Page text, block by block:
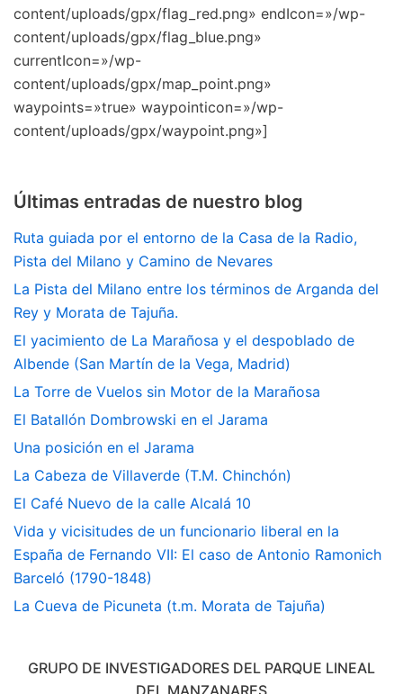
content/uploads/gpx/flag_red.png» endIcon=»/wp-
content/uploads/gpx/flag_blue.png»
currentIcon=»/wp-
content/uploads/gpx/map_point.png»
waypoints=»true» waypointicon=»/wp-
content/uploads/gpx/waypoint.png»]
Últimas entradas de nuestro blog
Ruta guiada por el entorno de la Casa de la Radio,
Pista del Milano y Camino de Nevares
La Pista del Milano entre los términos de Arganda del
Rey y Morata de Tajuña.
El yacimiento de La Marañosa y el despoblado de
Albende (San Martín de la Vega, Madrid)
La Torre de Vuelos sin Motor de la Marañosa
El Batallón Dombrowski en el Jarama
Una posición en el Jarama
La Cabeza de Villaverde (T.M. Chinchón)
El Café Nuevo de la calle Alcalá 10
Vida y vicisitudes de un funcionario liberal en la
España de Fernando VII: El caso de Antonio Ramonich
Barceló (1790-1848)
La Cueva de Picuneta (t.m. Morata de Tajuña)
GRUPO DE INVESTIGADORES DEL PARQUE LINEAL
DEL MANZANARES